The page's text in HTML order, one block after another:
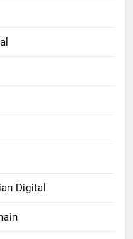
Digital